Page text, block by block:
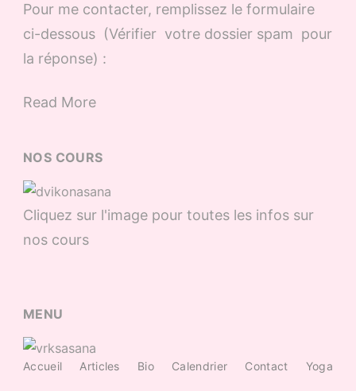
Pour me contacter, remplissez le formulaire
ci-dessous (Vérifier votre dossier spam pour
la réponse) :
Read More
NOS COURS
Cliquez sur l'image pour toutes les infos sur
nos cours
MENU
Accueil Articles Bio Calendrier Contact Yoga